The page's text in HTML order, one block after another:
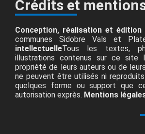
Crédits et
Conception, réalisation et édition
communes Sidobre Vals et
intellectuelleTous les textes,
illustrations contenus sur ce site
propriété de leurs auteurs ou de
ne peuvent être utilisés ni
quelques forme ou support que
autorisation exprès. Mentions